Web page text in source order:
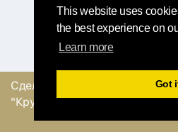
This website uses
the best experience on
Learn more
Got
Сделано
"Круглый Робин"